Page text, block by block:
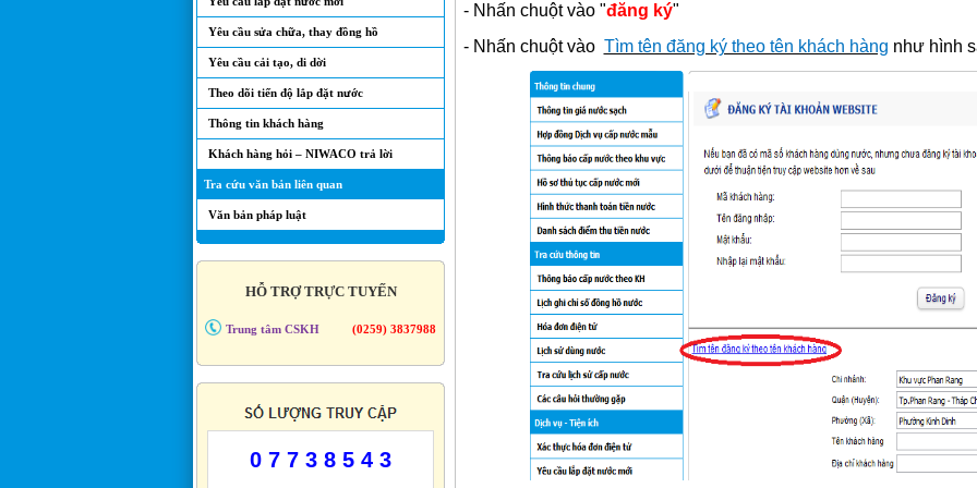
Yêu cầu sửa chữa, thay đồng hồ
Yêu cầu cải tạo, di dời
Theo dõi tiến độ lắp đặt nước
Thông tin khách hàng
Khách hàng hỏi – NIWACO trả lời
Tra cứu văn bản liên quan
Văn bản pháp luật
HỖ TRỢ TRỰC TUYẾN
Trung tâm CSKH (0259) 3837988
0 7 7 3 8 5 4 3
- Nhấn chuột vào "đăng ký"
-Nhấn chuột vào Tìm tên đăng ký theo tên khách hàng như hình